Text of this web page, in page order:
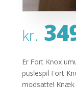
kr.
Er Fort Knox
puslespil Fort
modsatte! Knæk